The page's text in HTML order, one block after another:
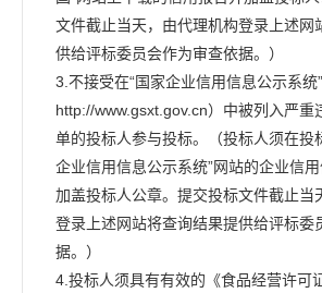
文件截止当天，由代理机构登录上述网
供给评标委员会作为审查依据。）
3.不接受在“国家企业信用信息公示系统”
http://www.gsxt.gov.cn）中被列入严重
单的投标人参与投标。（投标人须在投
企业信用信息公示系统”网站的企业信
加盖投标人公章。提交投标文件截止当
登录上述网站将查询结果提供给评标委
据。）
4.投标人须具有有效的《食品经营许可